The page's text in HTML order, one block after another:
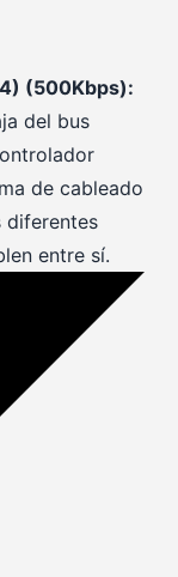
(500Kbps):
del bus
de cableado
diferentes
entre sí.